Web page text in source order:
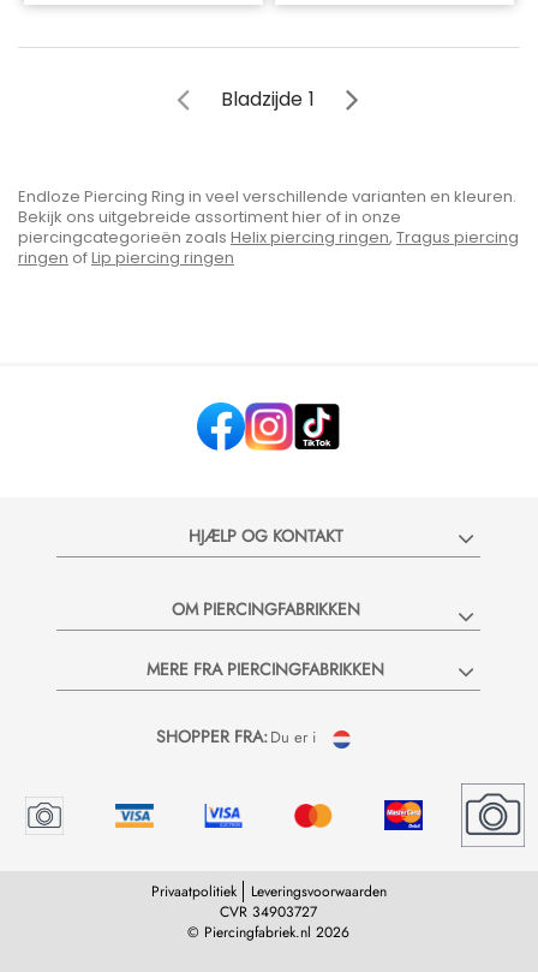
Bladzijde 1
Endloze Piercing Ring in veel verschillende varianten en kleuren.
Bekijk ons uitgebreide assortiment hier of in onze
piercingcategorieën zoals Helix piercing ringen, Tragus piercing
ringen ofLip piercing ringen
HJÆLP OG KONTAKT
OM PIERCINGFABRIKKEN
MERE FRA PIERCINGFABRIKKEN
SHOPPER FRA:Du er i
© Piercingfabriek.nl 2026
CVR 34903727
Privaatpolitiek Leveringsvoorwaarden